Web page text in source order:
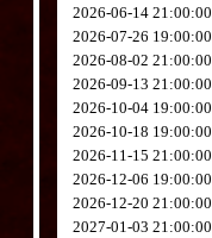
2026-06-14 21:00:00
2026-07-26 19:00:00
2026-08-02 21:00:00
2026-09-13 21:00:00
2026-10-04 19:00:00
2026-10-18 19:00:00
2026-11-15 21:00:00
2026-12-06 19:00:00
2026-12-20 21:00:00
2027-01-03 21:00:00